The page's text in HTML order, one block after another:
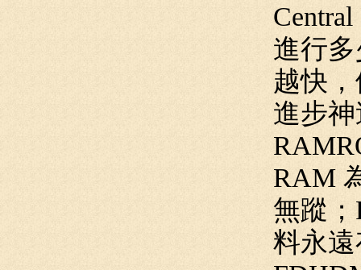
進行
越快
進步
RAM
無蹤
料永